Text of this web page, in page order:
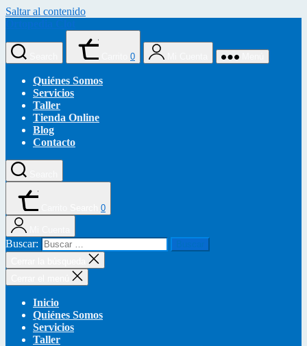
Saltar al contenido
0
Quiénes Somos
Servicios
Taller
Tienda Online
Blog
Contacto
0
Buscar:
Inicio
Quiénes Somos
Servicios
Taller